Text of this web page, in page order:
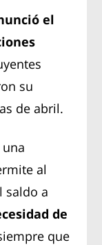
el
su
de abril.
una
al
saldo a
de
que